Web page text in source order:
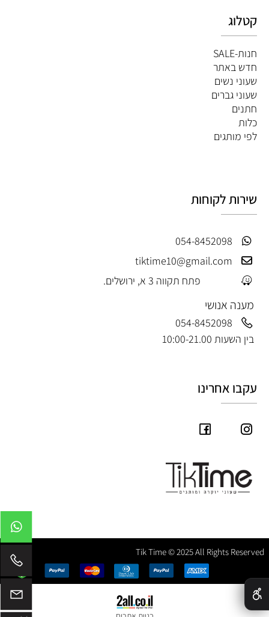
קטלוג
חנות-SALE
חדש באתר
שעוני נשים
שעוני גברים
חתנים
כלות
לפי מותגים
שירות לקוחות
054-8452098
tiktime10@gmail.com
פתח תקווה 3 א, ירושלים.
מענה אנושי
054-8452098
בין השעות 10:00-21.00
עקבו אחרינו
Tik Time © 2025 All Rights Reserved